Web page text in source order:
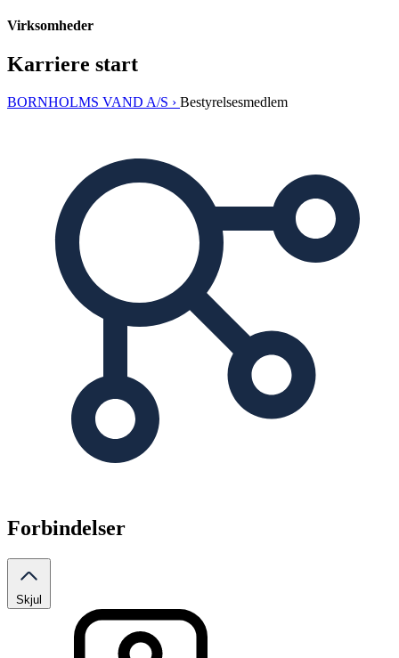
Virksomheder
Karriere start
BORNHOLMS VAND A/S › Bestyrelsesmedlem
Forbindelser
Skjul